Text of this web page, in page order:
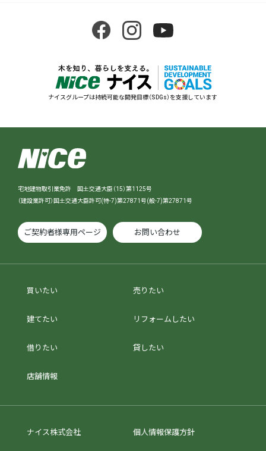
ナイスグループは持続可能な開発目標（SDGs）を支援しています
宅地建物取引業免許 国土交通大臣（15）第1125号
（建設業許可）国土交通大臣許可(特-7)第27871号(般-7)第27871号
ご契約者様専用ページ お問い合わせ
買いたい 売りたい
建てたい リフォームしたい
借りたい 貸したい
店舗情報
ナイス株式会社 個人情報保護方針